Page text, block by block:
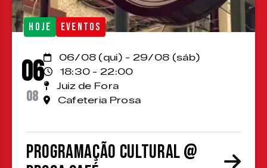
HOJE EVENTOS
06
08
06/08 (qui) - 29/08 (sáb)
18:30 - 22:00
Juiz de Fora
Cafeteria Prosa
Programação cultural @